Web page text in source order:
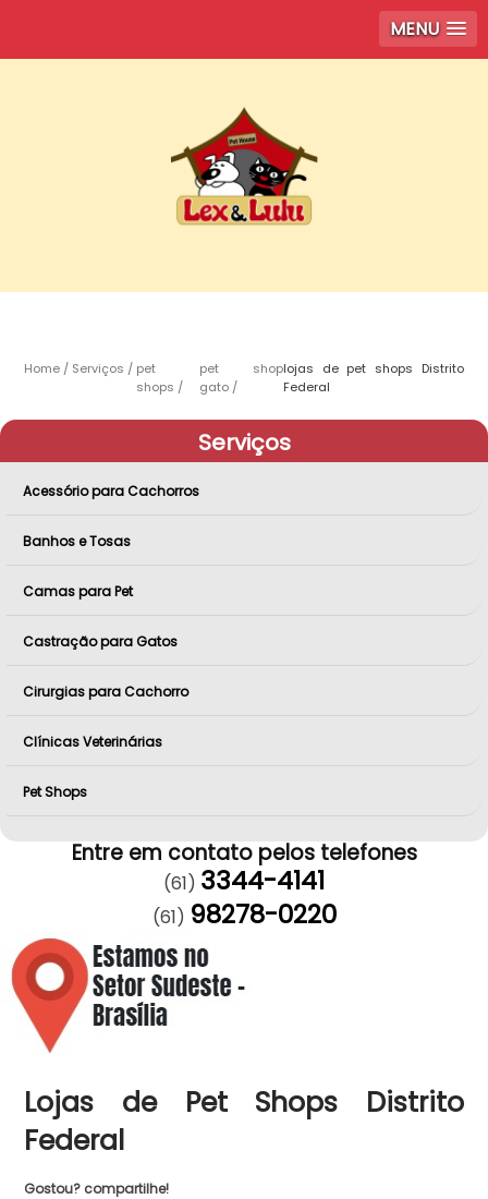
MENU
Home Serviços
pet
shops
pet shop
gato
lojas de pet shops Distrito
Federal
Serviços
Acessório para Cachorros
Banhos e Tosas
Camas para Pet
Castração para Gatos
Cirurgias para Cachorro
Clínicas Veterinárias
Pet Shops
Entre em contato pelos telefones
(61) 3344-4141
(61) 98278-0220
Lojas de Pet Shops Distrito
Federal
Gostou? compartilhe!